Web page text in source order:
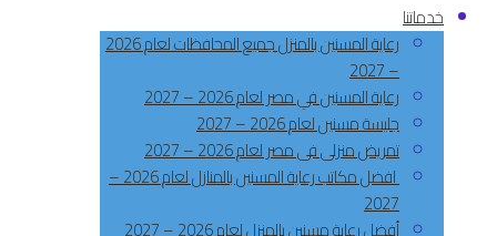
خدماتنا
رعاية المسنين بالمنزل جميع المحافظات لعام 2026
– 2027
رعاية المسنين في مصر لعام 2026 – 2027
جليسة مسنين لعام 2026 – 2027
تمريض منزلى فى مصر لعام 2026 – 2027
افضل مكاتب رعاية المسنين بالمنازل لعام 2026 –
2027